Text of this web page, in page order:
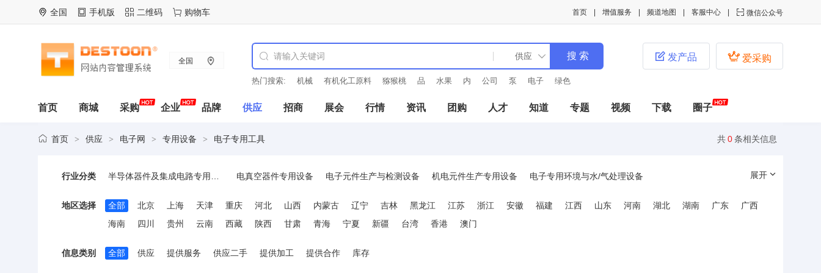
全国 手机版 二维码 购物车  微信公众号
客服中心
频道地图
增值服务
首页
全国
热门搜索: 机械 有机化工原料 猕猴桃 品 水果 内 公司 泵 电子 绿色
 爱采购
 发产品
首页 商城 采购 企业 品牌 供应 招商 展会 行情 资讯 团购 人才 知道 专题 视频 下载 圈子
共0条相关信息
首页 > 供应 > 电子网 > 专用设备 > 电子专用工具
行业分类 电真空器件专用设备 电子元件生产与检测设备 机电元件生产专用设备
电子专用环境与水/气处理设备
展开
地区选择 全部 北京 上海 天津 重庆 河北 山西 内蒙古 辽宁 吉林 黑龙江 江苏 浙江 安徽 福建 江西 山东 河南 湖北 湖南 广东
广西
海南
四川 贵州 云南 西藏 陕西 甘肃 青海 宁夏 新疆 台湾 香港 澳门
信息类别 全部 供应 提供服务 供应二手 提供加工 提供合作 库存